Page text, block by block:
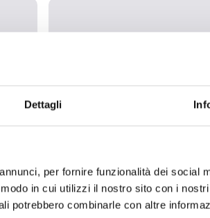
Dettagli
per fornire funzionalità dei social
in cui utilizzi il nostro sito con i
potrebbero combinarle con altre